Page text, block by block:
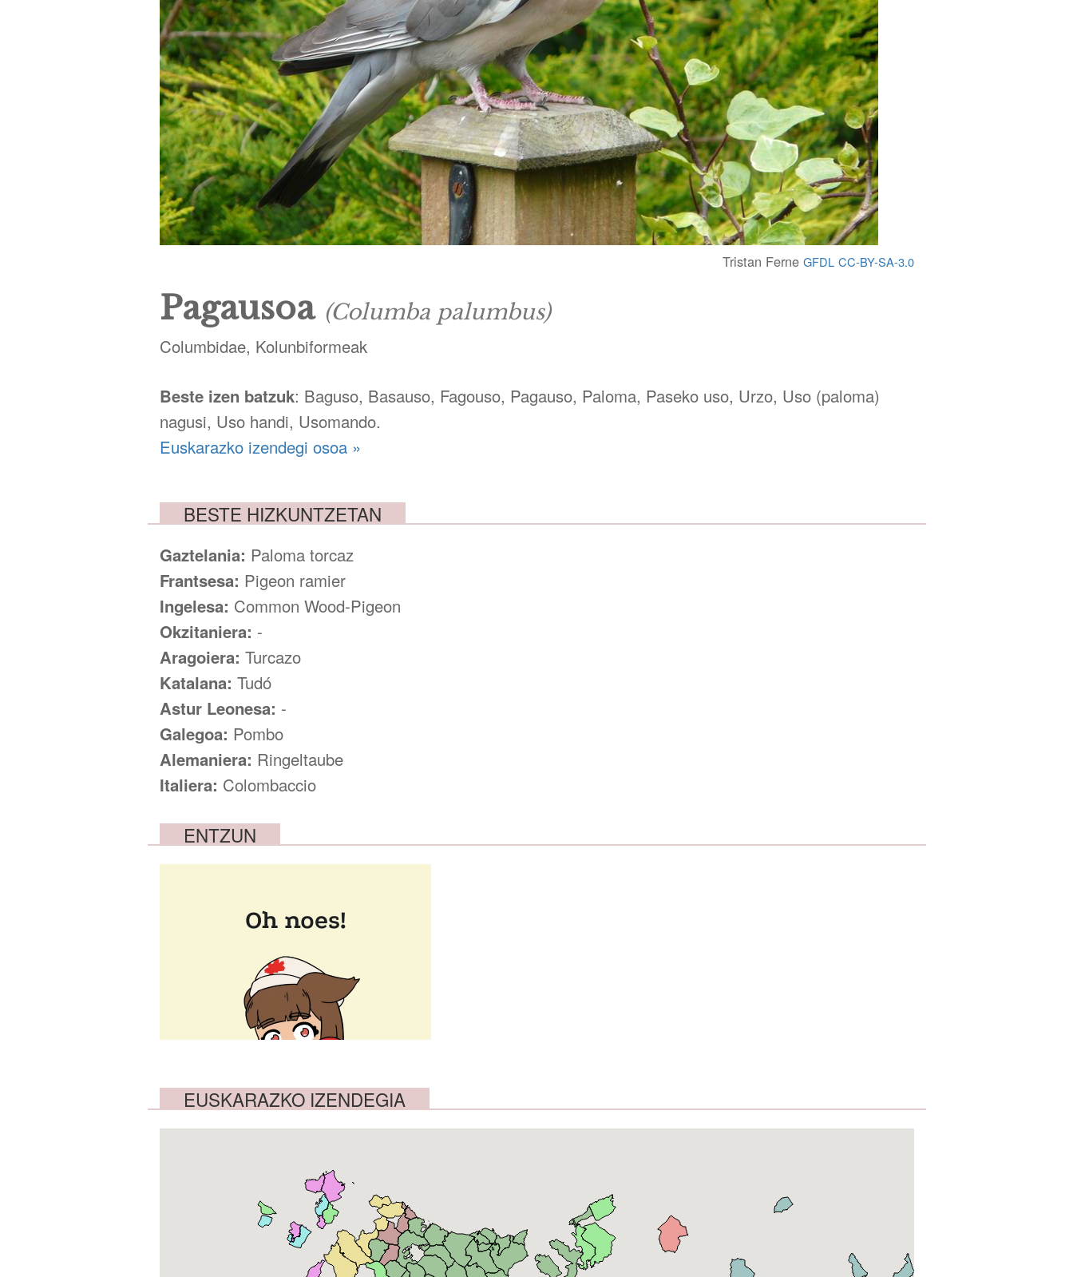
Tristan Ferne GFDL CC-BY-SA-3.0
Pagausoa (Columba palumbus)
Columbidae, Kolunbiformeak
Beste izen batzuk: Baguso, Basauso, Fagouso, Pagauso, Paloma, Paseko uso, Urzo, Uso (paloma)
nagusi, Uso handi, Usomando.
Euskarazko izendegi osoa »
BESTE HIZKUNTZETAN
Gaztelania: Paloma torcaz
Frantsesa: Pigeon ramier
Ingelesa: Common Wood-Pigeon
Okzitaniera: -
Aragoiera: Turcazo
Katalana: Tudó
Astur Leonesa: -
Galegoa: Pombo
Alemaniera: Ringeltaube
Italiera: Colombaccio
ENTZUN
EUSKARAZKO IZENDEGIA